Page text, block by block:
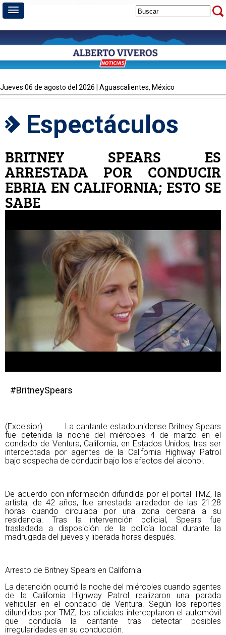
jueves 06 de agosto del 2026 | Aguascalientes, México
Espectáculos
BRITNEY SPEARS ES
ARRESTADA POR CONDUCIR
EBRIA EN CALIFORNIA; ESTO SE
SABE
#BritneySpears
(Excelsior). La cantante estadounidense Britney Spears
fue detenida la noche del miércoles 4 de marzo en el
condado de Ventura, California, en Estados Unidos, tras ser
interceptada por agentes de la California Highway Patrol
bajo sospecha de conducir bajo los efectos del alcohol.
De acuerdo con información difundida por el portal TMZ, la
artista, de 42 años, fue arrestada alrededor de las 21:28
horas cuando circulaba por una zona cercana a su
residencia. Tras la intervención policial, Spears fue
trasladada a disposición de la policía local durante la
madrugada del jueves y liberada horas después.
Arresto de Britney Spears en California
La detención ocurrió la noche del miércoles cuando agentes
de la California Highway Patrol realizaron una parada
vehicular en el condado de Ventura. Según los reportes
difundidos por TMZ, los oficiales interceptaron el automóvil
que conducía la cantante tras detectar posibles
irregularidades en su conducción.